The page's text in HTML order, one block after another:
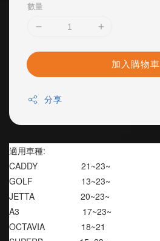
數量
加入購物車
分享
適用車種:
CADDY                  21~23~
GOLF                    13~23~
JETTA                   20~23~
A3                          17~23~
OCTAVIA               18~21